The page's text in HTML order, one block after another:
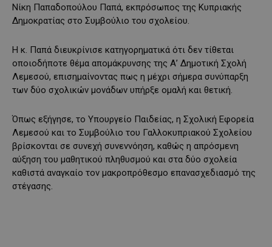
Νίκη Παπαδοπούλου Παπά, εκπρόσωπος της Κυπριακής
Δημοκρατίας στο Συμβούλιο του σχολείου.
Η κ. Παπά διευκρίνισε κατηγορηματικά ότι δεν τίθεται
οποιοδήποτε θέμα απομάκρυνσης της Α’ Δημοτική Σχολή
Λεμεσού, επισημαίνοντας πως η μέχρι σήμερα συνύπαρξη
των δύο σχολικών μονάδων υπήρξε ομαλή και θετική.
Όπως εξήγησε, το Υπουργείο Παιδείας, η Σχολική Εφορεία
Λεμεσού και το Συμβούλιο του Γαλλοκυπριακού Σχολείου
βρίσκονται σε συνεχή συνεννόηση, καθώς η απρόσμενη
αύξηση του μαθητικού πληθυσμού και στα δύο σχολεία
καθιστά αναγκαίο τον μακροπρόθεσμο επανασχεδιασμό της
στέγασης.